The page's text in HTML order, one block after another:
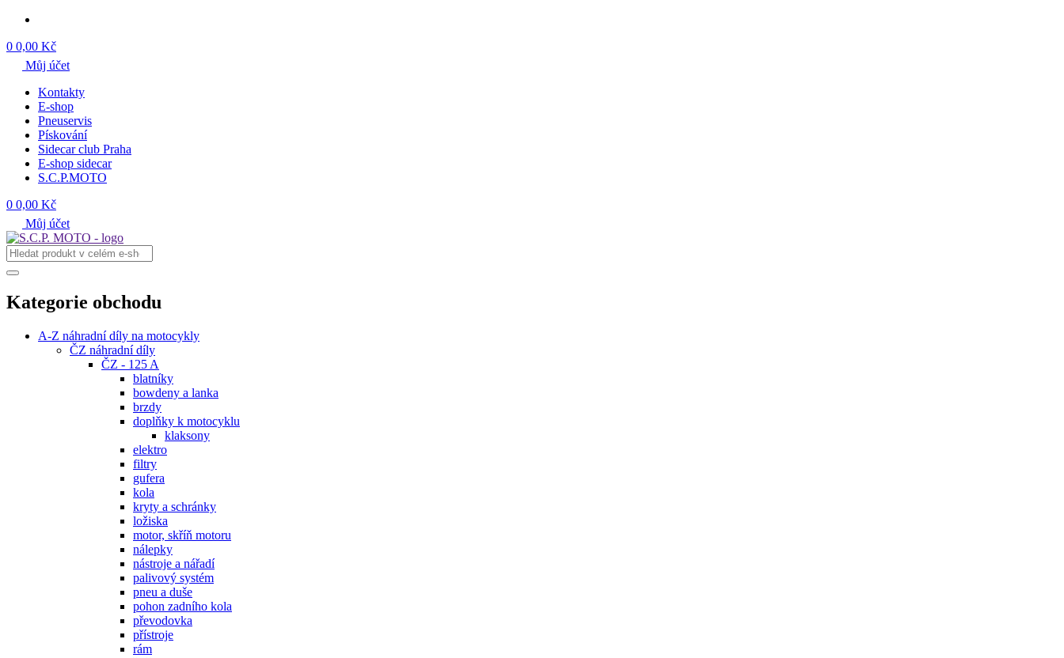
0 0,00 Kč
Můj účet
Kontakty
E-shop
Pneuservis
Pískování
Sidecar club Praha
E-shop sidecar
S.C.P.MOTO
0 0,00 Kč
Můj účet
Kategorie obchodu
A-Z náhradní díly na motocykly
ČZ náhradní díly
ČZ - 125 A
blatníky
bowdeny a lanka
brzdy
doplňky k motocyklu
klaksony
elektro
filtry
gufera
kola
kryty a schránky
ložiska
motor, skříň motoru
nálepky
nástroje a nářadí
palivový systém
pneu a duše
pohon zadního kola
převodovka
přístroje
rám